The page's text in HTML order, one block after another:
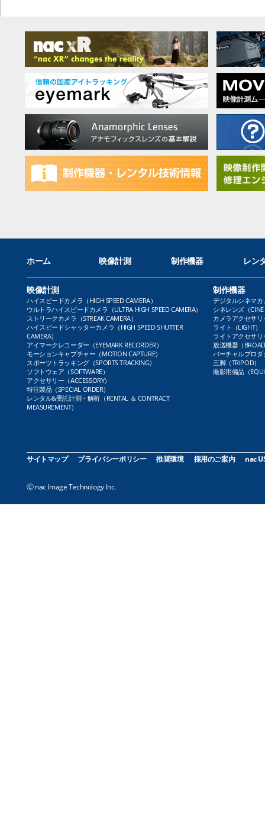
ホーム 映像計測 制作機器 レン
映像計測
ハイスピードカメラ（HIGH SPEED CAMERA）
ウルトラハイスピードカメラ（ULTRA HIGH SPEED CAMERA）
ストリークカメラ（STREAK CAMERA）
ハイスピードシャッターカメラ（HIGH SPEED SHUTTER
CAMERA）
アイマークレコーダー（EYEMARK RECORDER）
モーションキャプチャー（MOTION CAPTURE）
スポーツトラッキング（SPORTS TRACKING）
ソフトウェア（SOFTWARE）
アクセサリー（ACCESSORY）
特注製品（SPECIAL ORDER）
レンタル&受託計測・解析（RENTAL ＆ CONTRACT
MEASUREMENT）
制作機器
デジタルシネマカ
シネレンズ（CINE
カメラアクセサリ
ライト（LIGHT）
ライトアクセサリ
放送機器（
バーチャルプロダ
三脚（TRIPOD）
撮影用備品（
サイトマップ プライバシーポリシー 推奨環境 採用のご案内 nac
Ⓒ nac Image Technology Inc.